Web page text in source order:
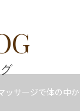
ッサージで体の中